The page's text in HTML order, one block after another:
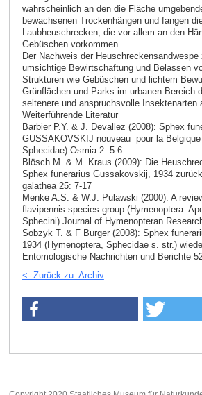
wahrscheinlich an den die Fläche
bewachsenen Trockenhängen und fangen
Laubheuschrecken, die vor allem an den
Gebüschen vorkommen.
Der Nachweis der
umsichtige Bewirtschaftung und Belassen
Strukturen wie Gebüschen und lichtem
Grünflächen und Parks im urbanen Bereich
seltenere und anspruchsvolle Insektenarten
Weiterführende Literatur
Barbier P.Y. & J. Devallez (2008): Sphex
GUSSAKOVSKIJ nouveau pour la Belgique
Sphecidae) Osmia 2: 5-6
Blösch M. & M. Kraus (2009): Die
Sphex funerarius Gussakovskij, 1934
galathea 25: 7-17
Menke A.S. & W.J. Pulawski (2000): A
flavipennis species group (Hymenoptera:
Sphecini).Journal of Hymenopteran
Sobzyk T. & F Burger (2008): Sphex
1934 (Hymenoptera, Sphecidae s. str.)
Entomologische Nachrichten und Berichte
<- Zurück zu: Archiv